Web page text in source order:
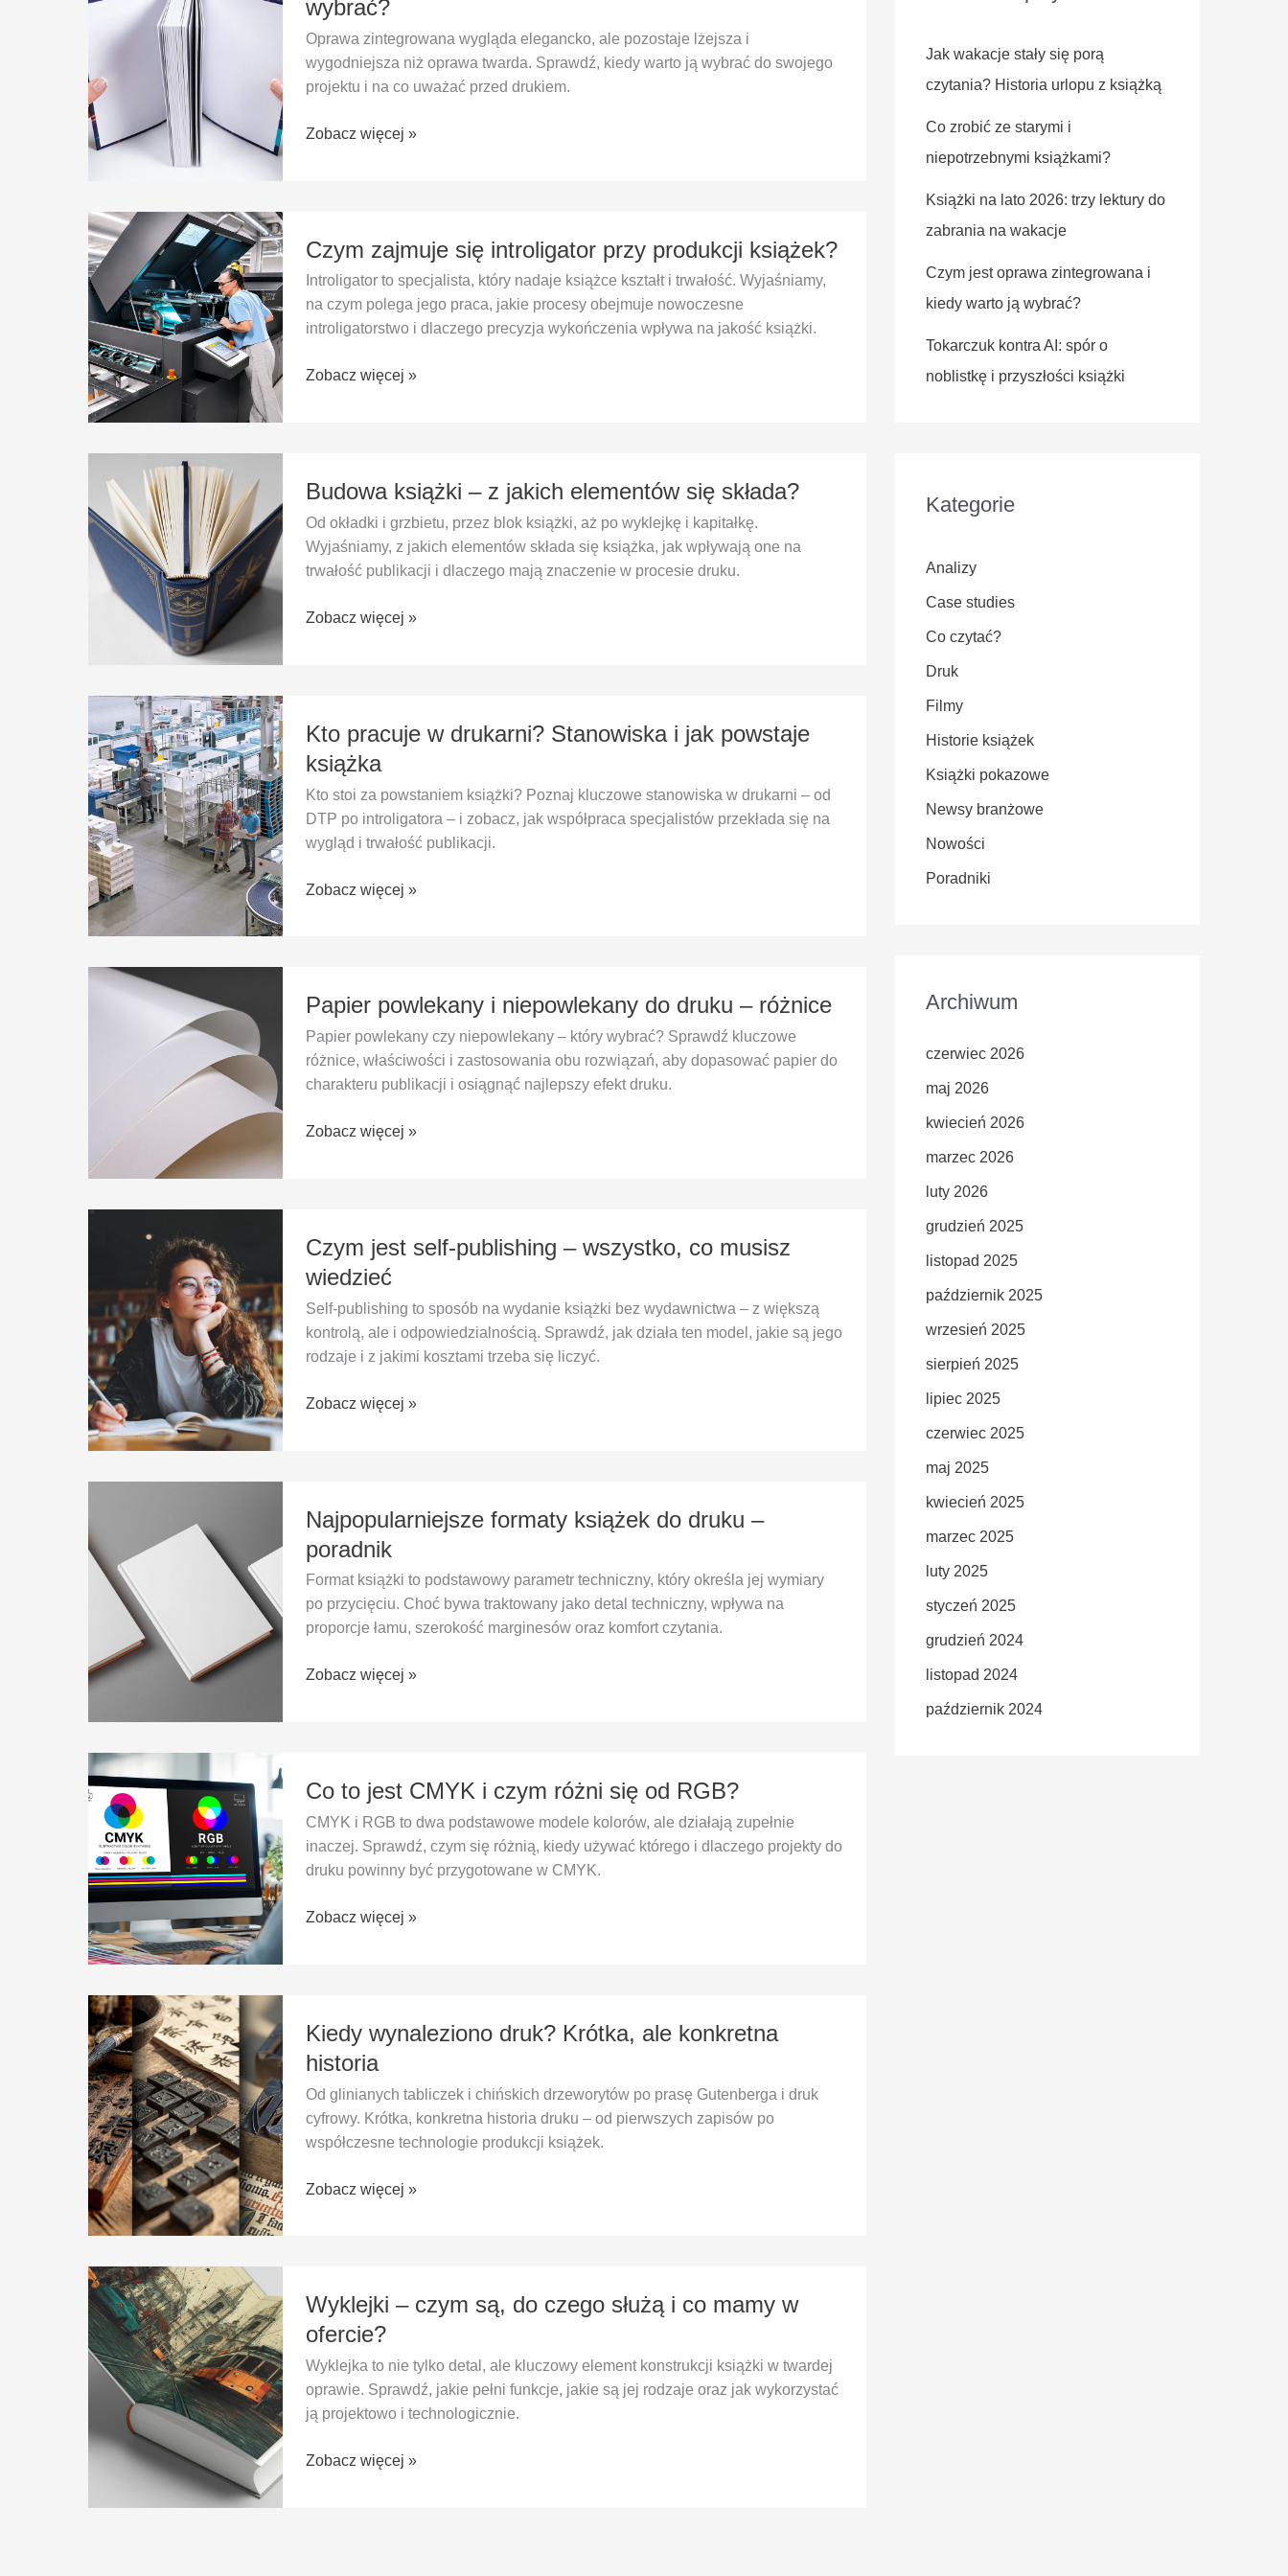
wybrać?
Oprawa zintegrowana wygląda elegancko, ale pozostaje lżejsza i
wygodniejsza niż oprawa twarda. Sprawdź, kiedy warto ją wybrać do swojego
projektu i na co uważać przed drukiem.
zintegrowana
i
kiedy
warto
wybrać?
Zobacz więcej »
Czym zajmuje się introligator przy produkcji książek?
Introligator to specjalista, który nadaje książce kształt i trwałość. Wyjaśniamy,
na czym polega jego praca, jakie procesy obejmuje nowoczesne
introligatorstwo i dlaczego precyzja wykończenia wpływa na jakość książki.
zajmuje
się
przy
książek?
Zobacz więcej »
Budowa książki – z jakich elementów się składa?
Od okładki i grzbietu, przez blok książki, aż po wyklejkę i kapitałkę.
Wyjaśniamy, z jakich elementów składa się książka, jak wpływają one na
trwałość publikacji i dlaczego mają znaczenie w procesie druku.
książki
jakich
elementów
się
Zobacz więcej »
Kto pracuje w drukarni? Stanowiska i jak powstaje
książka
Kto stoi za powstaniem książki? Poznaj kluczowe stanowiska w drukarni – od
DTP po introligatora – i zobacz, jak współpraca specjalistów przekłada się na
wygląd i trwałość publikacji.
pracuje
w
drukarni?
Stanowiska
i
jak
książka
Zobacz więcej »
Papier powlekany i niepowlekany do druku – różnice
Papier powlekany czy niepowlekany – który wybrać? Sprawdź kluczowe
różnice, właściwości i zastosowania obu rozwiązań, aby dopasować papier do
charakteru publikacji i osiągnąć najlepszy efekt druku.
powlekany
niepowlekany
–
Zobacz więcej »
Czym jest self-publishing – wszystko, co musisz
wiedzieć
Self-publishing to sposób na wydanie książki bez wydawnictwa – z większą
kontrolą, ale i odpowiedzialnością. Sprawdź, jak działa ten model, jakie są jego
rodzaje i z jakimi kosztami trzeba się liczyć.
jest
self-
–
wszystko,
co
wiedzieć
Zobacz więcej »
Najpopularniejsze formaty książek do druku –
poradnik
Format książki to podstawowy parametr techniczny, który określa jej wymiary
po przycięciu. Choć bywa traktowany jako detal techniczny, wpływa na
proporcje łamu, szerokość marginesów oraz komfort czytania.
formaty
do
druku
–
poradnik
Zobacz więcej »
Co to jest CMYK i czym różni się od RGB?
CMYK i RGB to dwa podstawowe modele kolorów, ale działają zupełnie
inaczej. Sprawdź, czym się różnią, kiedy używać którego i dlaczego projekty do
druku powinny być przygotowane w CMYK.
to
różni
Zobacz więcej »
Kiedy wynaleziono druk? Krótka, ale konkretna
historia
Od glinianych tabliczek i chińskich drzeworytów po prasę Gutenberga i druk
cyfrowy. Krótka, konkretna historia druku – od pierwszych zapisów po
współczesne technologie produkcji książek.
wynaleziono
druk?
ale
konkretna
historia
Zobacz więcej »
Wyklejki – czym są, do czego służą i co mamy w
ofercie?
Wyklejka to nie tylko detal, ale kluczowy element konstrukcji książki w twardej
oprawie. Sprawdź, jakie pełni funkcje, jakie są jej rodzaje oraz jak wykorzystać
ją projektowo i technologicznie.
–
czym
do
czego
służą
co
Zobacz więcej »
Jak wakacje stały się porą
czytania? Historia urlopu z książką
Co zrobić ze starymi i
niepotrzebnymi książkami?
Książki na lato 2026: trzy lektury do
zabrania na wakacje
Czym jest oprawa zintegrowana i
kiedy warto ją wybrać?
Tokarczuk kontra AI: spór o
noblistkę i przyszłości książki
Kategorie
Analizy
Case studies
Co czytać?
Druk
Filmy
Historie książek
Książki pokazowe
Newsy branżowe
Nowości
Poradniki
Archiwum
czerwiec 2026
maj 2026
kwiecień 2026
marzec 2026
luty 2026
grudzień 2025
listopad 2025
październik 2025
wrzesień 2025
sierpień 2025
lipiec 2025
czerwiec 2025
maj 2025
kwiecień 2025
marzec 2025
luty 2025
styczeń 2025
grudzień 2024
listopad 2024
październik 2024